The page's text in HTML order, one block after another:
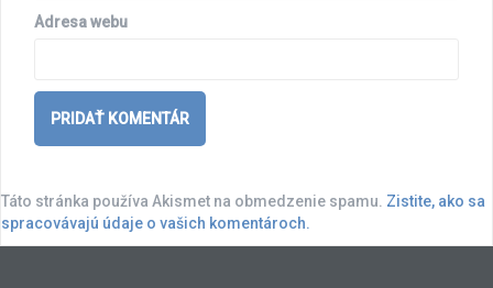
Adresa webu
Táto stránka používa Akismet na obmedzenie spamu. Zistite, ako sa
spracovávajú údaje o vašich komentároch.